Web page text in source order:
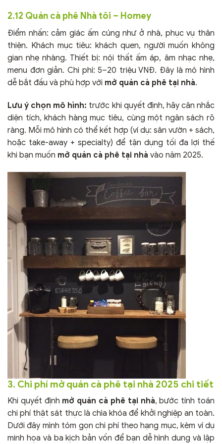
2.12 Quán cà phê Nhà tôi – Homey
Điểm nhấn: cảm giác ấm cúng như ở nhà, phục vụ thân
thiện. Khách mục tiêu: khách quen, người muốn không
gian nhẹ nhàng. Thiết bị: nội thất ấm áp, âm nhạc nhẹ,
menu đơn giản. Chi phí: 5–20 triệu VNĐ. Đây là mô hình
dễ bắt đầu và phù hợp với mở quán cà phê tại nhà.
Lưu ý chọn mô hình: trước khi quyết định, hãy cân nhắc
diện tích, khách hàng mục tiêu, cùng một ngân sách rõ
ràng. Mỗi mô hình có thể kết hợp (ví dụ: sân vườn + sách,
hoặc take-away + specialty) để tận dụng tối đa lợi thế
khi bạn muốn mở quán cà phê tại nhà vào năm 2025.
3. Chi phí mở quán cà phê tại nhà 2025 chi tiết
Khi quyết định mở quán cà phê tại nhà, bước tính toán
chi phí thật sát thực là chìa khóa để khởi nghiệp an toàn.
Dưới đây mình tóm gọn chi phí theo hạng mục, kèm ví dụ
minh họa và ba kịch bản vốn để bạn dễ hình dung và lập